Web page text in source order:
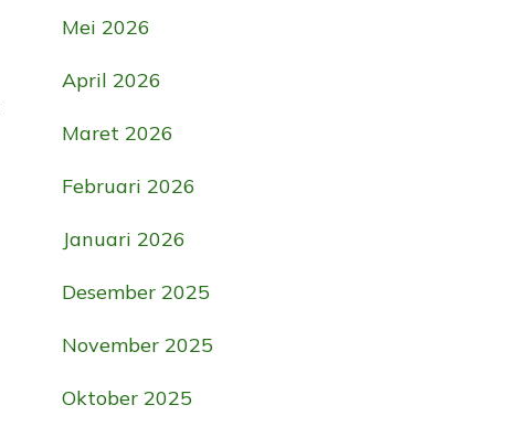
Mei 2026
April 2026
Maret 2026
Februari 2026
Januari 2026
Desember 2025
November 2025
Oktober 2025